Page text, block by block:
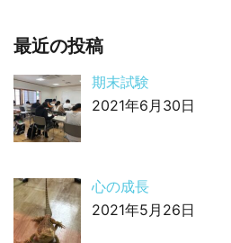
最近の投稿
期末試験
2021年6月30日
心の成長
2021年5月26日